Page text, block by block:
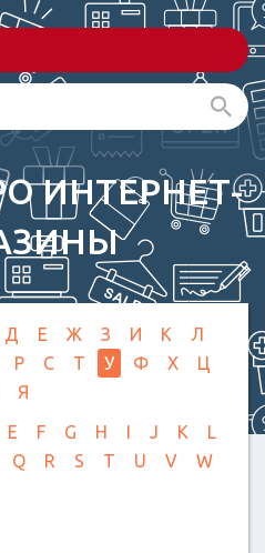
ИНТЕРНЕТ-
Д Е Ж З И К
Л
Р С Т У Ф Х
Ц
Я
E F G H I J K
L
Q R S T U V
W